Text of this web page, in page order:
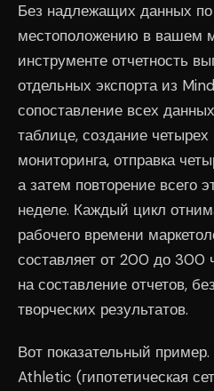
Без надлежащих данных
местоположению в вашем
инструменте отчетность
отдельных экспорта из
сопоставление всех
таблице, создание
мониторинга, отправка
а затем повторение всего
неделе. Каждый цикл
рабочего времени
составляет от 200 до 300
на составление отчетов,
творческих результатов.
Вот показательный
Athletic (гипотетическая